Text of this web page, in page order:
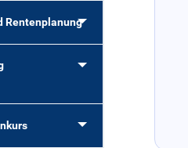
Rentenplanung